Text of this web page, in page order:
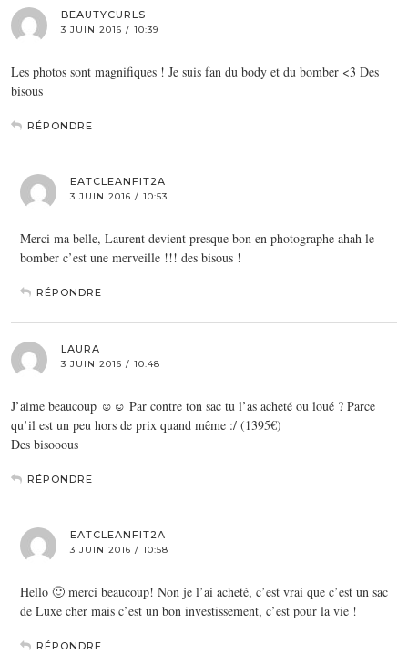
BEAUTYCURLS
3 JUIN 2016 / 10:39
Les photos sont magnifiques ! Je suis fan du body et du bomber <3 Des
bisous
RÉPONDRE
EATCLEANFIT2A
3 JUIN 2016 / 10:53
Merci ma belle, Laurent devient presque bon en photographe ahah le
bomber c’est une merveille !!! des bisous !
RÉPONDRE
LAURA
3 JUIN 2016 / 10:48
J’aime beaucoup ☺☺ Par contre ton sac tu l’as acheté ou loué ? Parce
qu’il est un peu hors de prix quand même :/ (1395€)
Des bisooous
RÉPONDRE
EATCLEANFIT2A
3 JUIN 2016 / 10:58
Hello 🙂 merci beaucoup! Non je l’ai acheté, c’est vrai que c’est un sac
de Luxe cher mais c’est un bon investissement, c’est pour la vie !
RÉPONDRE